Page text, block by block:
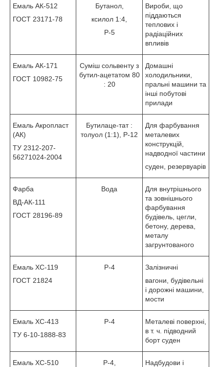
Емаль АК-512
ГОСТ 23171-78
Бутанол,
ксилол 1:4,
Р-5
Вироби, що
піддаються
теплових і
радіаційних
впливів
Емаль АК-171
ГОСТ 10982-75
Суміш сольвенту з
бутил-ацетатом 80
: 20
Домашні
холодильники,
пральні машини та
інші побутові
прилади
Емаль Акропласт
(АК)
ТУ 2312-207-
56271024-2004
Бутилаце-тат :
толуол (1:1), Р-12
Для фарбування
металевих
конструкцій,
надводної частини
суден, резервуарів
Фарба
ВД-АК-111
ГОСТ 28196-89
Вода
Для внутрішнього
та зовнішнього
фарбування
будівель, цегли,
бетону, дерева,
металу
загрунтованого
Емаль ХС-119
ГОСТ 21824
Р-4
Залізничні
вагони, будівельні
і дорожні машини,
мости
Емаль ХС-413
ТУ 6-10-1888-83
Р-4
Металеві поверхні,
в т. ч. підводний
борт суден
Емаль ХС-510
Р-4,
Надбудови і